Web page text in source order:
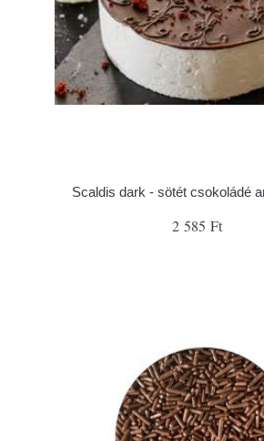
Scaldis dark - sötét csokoládé
2 585 Ft